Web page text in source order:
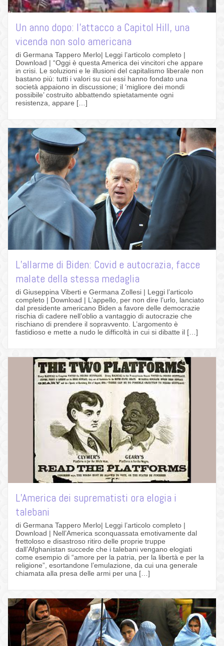
Un anno dopo: l’attacco a Capitol Hill, una
vicenda non solo americana
di Germana Tappero Merlo| Leggi l’articolo completo |
Download | “Oggi è questa America dei vincitori che appare
in crisi. Le soluzioni e le illusioni del capitalismo liberale non
bastano più: tutti i valori su cui essi hanno fondato una
società appaiono in discussione; il ‘migliore dei mondi
possibile’ costruito abbattendo spietatamente ogni
resistenza, appare […]
L’allarme di Biden: Covid e autocrazia, facce
malate della stessa medaglia
di Giuseppina Viberti e Germana Zollesi | Leggi l’articolo
completo | Download | L’appello, per non dire l’urlo, lanciato
dal presidente americano Biden a favore delle democrazie
rischia di cadere nell’oblio a vantaggio di autocrazie che
rischiano di prendere il sopravvento. L’argomento è
fastidioso e mette a nudo le difficoltà in cui si dibatte il […]
L’America dei suprematisti ora elogia i
talebani
di Germana Tappero Merlo| Leggi l’articolo completo |
Download | Nell’America sconquassata emotivamente dal
frettoloso e disastroso ritiro delle proprie truppe
dall’Afghanistan succede che i talebani vengano elogiati
come esempio di “amore per la patria, per la libertà e per la
religione”, esortandone l’emulazione, da cui una generale
chiamata alla presa delle armi per una […]